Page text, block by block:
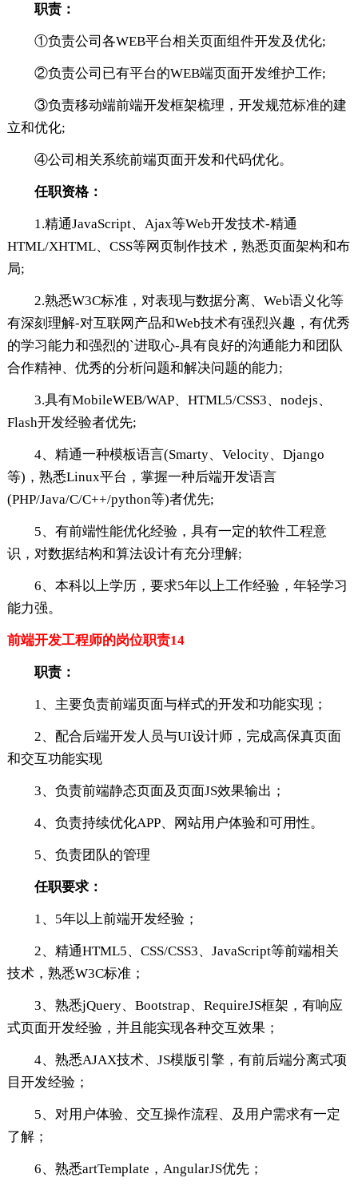
职责：
①负责公司各WEB平台相关页面组件开发及优化;
②负责公司已有平台的WEB端页面开发维护工作;
③负责移动端前端开发框架梳理，开发规范标准的建
立和优化;
④公司相关系统前端页面开发和代码优化。
任职资格：
1.精通JavaScript、Ajax等Web开发技术-精通
HTML/XHTML、CSS等网页制作技术，熟悉页面架构和布
局;
2.熟悉W3C标准，对表现与数据分离、Web语义化等
有深刻理解-对互联网产品和Web技术有强烈兴趣，有优秀
的学习能力和强烈的`进取心-具有良好的沟通能力和团队
合作精神、优秀的分析问题和解决问题的能力;
3.具有MobileWEB/WAP、HTML5/CSS3、nodejs、
Flash开发经验者优先;
4、精通一种模板语言(Smarty、Velocity、Django
等)，熟悉Linux平台，掌握一种后端开发语言
(PHP/Java/C/C++/python等)者优先;
5、有前端性能优化经验，具有一定的软件工程意
识，对数据结构和算法设计有充分理解;
6、本科以上学历，要求5年以上工作经验，年轻学习
能力强。
前端开发工程师的岗位职责14
职责：
1、主要负责前端页面与样式的开发和功能实现；
2、配合后端开发人员与UI设计师，完成高保真页面
和交互功能实现
3、负责前端静态页面及页面JS效果输出；
4、负责持续优化APP、网站用户体验和可用性。
5、负责团队的管理
任职要求：
1、5年以上前端开发经验；
2、精通HTML5、CSS/CSS3、JavaScript等前端相关
技术，熟悉W3C标准；
3、熟悉jQuery、Bootstrap、RequireJS框架，有响应
式页面开发经验，并且能实现各种交互效果；
4、熟悉AJAX技术、JS模版引擎，有前后端分离式项
目开发经验；
5、对用户体验、交互操作流程、及用户需求有一定
了解；
6、熟悉artTemplate，AngularJS优先；